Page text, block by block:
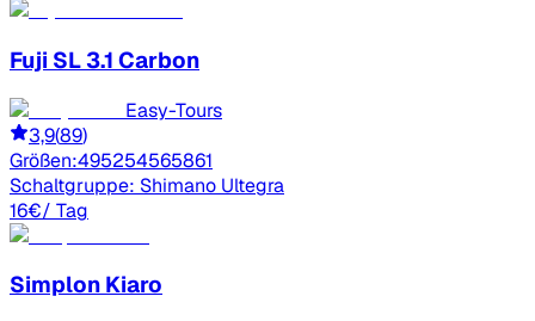
Fuji SL 3.1 Carbon
Easy-Tours
3,9(89)
Größen:495254565861
Schaltgruppe: Shimano Ultegra
16€/ Tag
Simplon Kiaro